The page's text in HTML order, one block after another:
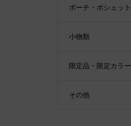
ポーチ・ポシェット
小物類
限定品・限定カラー
その他